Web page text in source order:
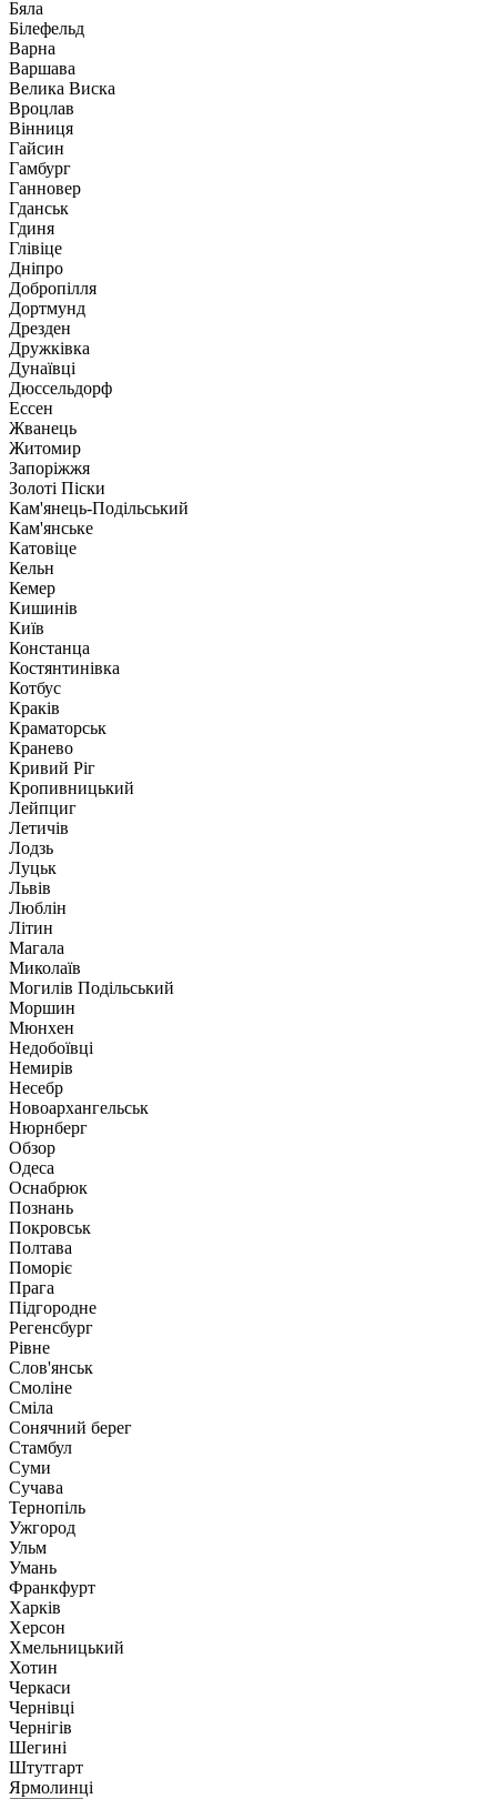
Бяла
Білефельд
Варна
Варшава
Велика Виска
Вроцлав
Вінниця
Гайсин
Гамбург
Ганновер
Гданськ
Гдиня
Глівіце
Дніпро
Добропілля
Дортмунд
Дрезден
Дружківка
Дунаївці
Дюссельдорф
Ессен
Жванець
Житомир
Запоріжжя
Золоті Піски
Кам'янець-Подільський
Кам'янське
Катовіце
Кельн
Кемер
Кишинів
Київ
Констанца
Костянтинівка
Котбус
Краків
Краматорськ
Кранево
Кривий Ріг
Кропивницький
Лейпциг
Летичів
Лодзь
Луцьк
Львів
Люблін
Літин
Магала
Миколаїв
Могилів Подільський
Моршин
Мюнхен
Недобоївці
Немирів
Несебр
Новоархангельськ
Нюрнберг
Обзор
Одеса
Оснабрюк
Познань
Покровськ
Полтава
Поморіє
Прага
Підгородне
Регенсбург
Рівне
Слов'янськ
Смоліне
Сміла
Сонячний берег
Стамбул
Суми
Сучава
Тернопіль
Ужгород
Ульм
Умань
Франкфурт
Харків
Херсон
Хмельницький
Хотин
Черкаси
Чернівці
Чернігів
Шегині
Штутгарт
Ярмолинці